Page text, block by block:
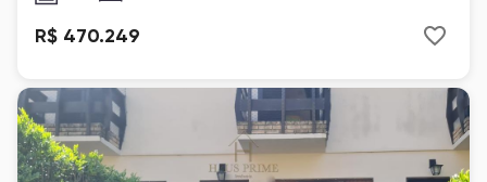
R$ 470.249